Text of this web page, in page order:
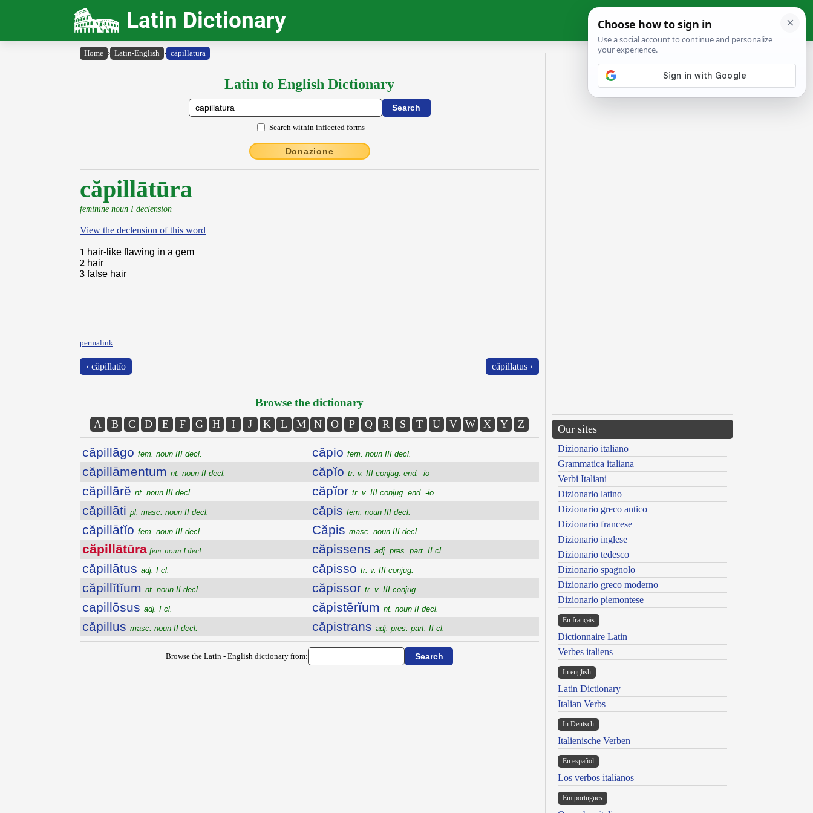
Latin Dictionary
Home › Latin-English › căpillātūra
Latin to English Dictionary
Search within inflected forms
Donazione
căpillātūra
feminine noun I declension
View the declension of this word
1 hair-like flawing in a gem
2 hair
3 false hair
permalink
‹ căpillātĭo căpillātus ›
Browse the dictionary
A B C D E F G H I J K L M N O P Q R S T U V W X Y Z
căpillāgo fem. noun III decl.
căpillāmentum nt. noun II decl.
căpillārĕ nt. noun III decl.
căpillāti pl. masc. noun II decl.
căpillātĭo fem. noun III decl.
căpillātūra fem. noun I decl.
căpillātus adj. I cl.
căpillĭtĭum nt. noun II decl.
capillōsus adj. I cl.
căpillus masc. noun II decl.
căpio fem. noun III decl.
căpĭo tr. v. III conjug. end. -io
căpĭor tr. v. III conjug. end. -io
căpis fem. noun III decl.
Căpis masc. noun III decl.
căpissens adj. pres. part. II cl.
căpisso tr. v. III conjug.
căpissor tr. v. III conjug.
căpistērĭum nt. noun II decl.
căpistrans adj. pres. part. II cl.
Browse the Latin - English dictionary from:
Our sites
Dizionario italiano
Grammatica italiana
Verbi Italiani
Dizionario latino
Dizionario greco antico
Dizionario francese
Dizionario inglese
Dizionario tedesco
Dizionario spagnolo
Dizionario greco moderno
Dizionario piemontese
En français
Dictionnaire Latin
Verbes italiens
In english
Latin Dictionary
Italian Verbs
In Deutsch
Italienische Verben
En español
Los verbos italianos
Em portugues